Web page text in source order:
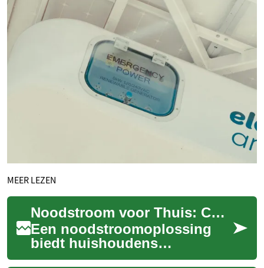
MEER LEZEN
Noodstroom voor Thuis: Complete Gids voor Energiezekerheid
Een noodstroomoplossing
biedt huishoudens
betrouwbare back-upstroom